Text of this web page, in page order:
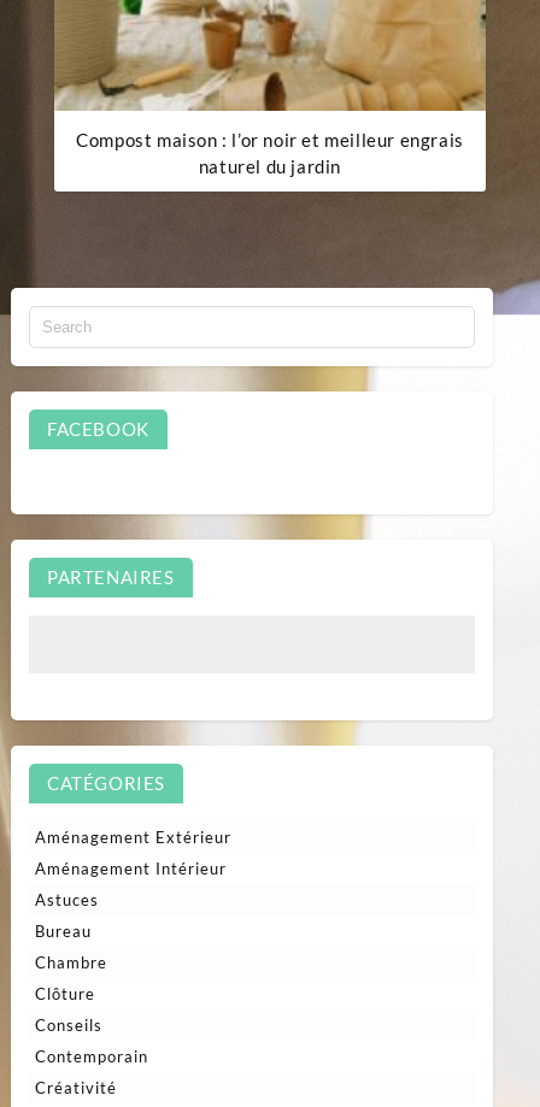
Compost maison : l’or noir et meilleur engrais
naturel du jardin
FACEBOOK
PARTENAIRES
CATÉGORIES
Aménagement Extérieur
Aménagement Intérieur
Astuces
Bureau
Chambre
Clôture
Conseils
Contemporain
Créativité